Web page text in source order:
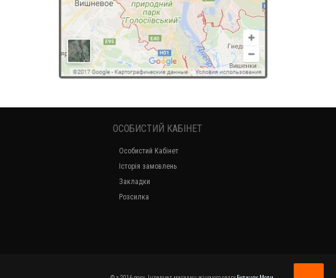
ОСОБИСТИЙ КАБІНЕТ
Особистий Кабінет
Історія замовлень
Закладки
Розсилка